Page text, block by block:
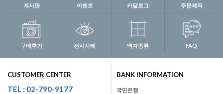
게시판 이벤트 카달로그 주문제작
구매후기 전시사례 액자종류 FAQ
CUSTOMER CENTER
TEL : 02-790-9177
BANK INFORMATION
국민은행